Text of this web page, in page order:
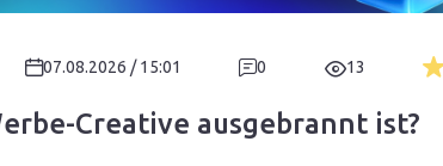
07.08.2026 / 15:01 0 13
Creative ausgebrannt ist?